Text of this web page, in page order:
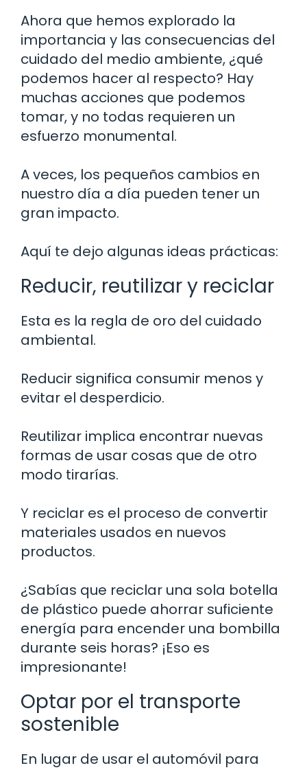
Ahora que hemos explorado la
importancia y las consecuencias del
cuidado del medio ambiente, ¿qué
podemos hacer al respecto? Hay
muchas acciones que podemos
tomar, y no todas requieren un
esfuerzo monumental.
A veces, los pequeños cambios en
nuestro día a día pueden tener un
gran impacto.
Aquí te dejo algunas ideas prácticas:
Reducir, reutilizar y reciclar
Esta es la regla de oro del cuidado
ambiental.
Reducir significa consumir menos y
evitar el desperdicio.
Reutilizar implica encontrar nuevas
formas de usar cosas que de otro
modo tirarías.
Y reciclar es el proceso de convertir
materiales usados en nuevos
productos.
¿Sabías que reciclar una sola botella
de plástico puede ahorrar suficiente
energía para encender una bombilla
durante seis horas? ¡Eso es
impresionante!
Optar por el transporte
sostenible
En lugar de usar el automóvil para